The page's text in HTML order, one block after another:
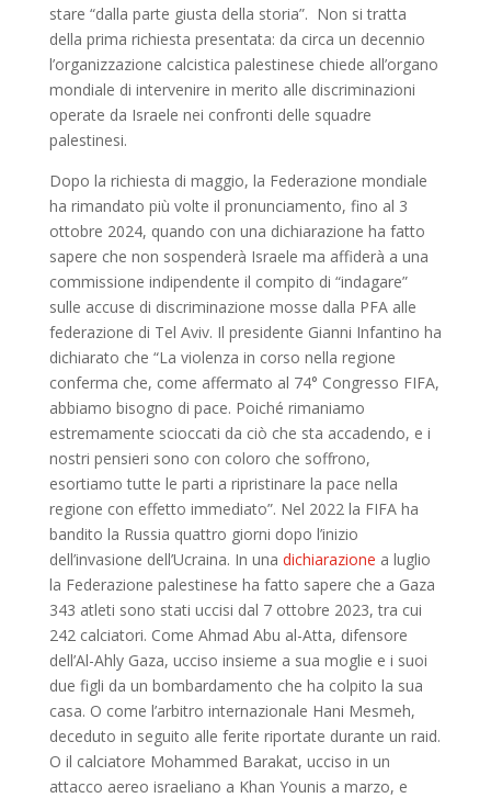
stare “dalla parte giusta della storia”. Non si tratta
della prima richiesta presentata: da circa un decennio
l’organizzazione calcistica palestinese chiede all’organo
mondiale di intervenire in merito alle discriminazioni
operate da Israele nei confronti delle squadre
palestinesi.
Dopo la richiesta di maggio, la Federazione mondiale
ha rimandato più volte il pronunciamento, fino al 3
ottobre 2024, quando con una dichiarazione ha fatto
sapere che non sospenderà Israele ma affiderà a una
commissione indipendente il compito di “indagare”
sulle accuse di discriminazione mosse dalla PFA alle
federazione di Tel Aviv. Il presidente Gianni Infantino ha
dichiarato che “La violenza in corso nella regione
conferma che, come affermato al 74° Congresso FIFA,
abbiamo bisogno di pace. Poiché rimaniamo
estremamente scioccati da ciò che sta accadendo, e i
nostri pensieri sono con coloro che soffrono,
esortiamo tutte le parti a ripristinare la pace nella
regione con effetto immediato”. Nel 2022 la FIFA ha
bandito la Russia quattro giorni dopo l’inizio
dell’invasione dell’Ucraina. In una dichiarazione a luglio
la Federazione palestinese ha fatto sapere che a Gaza
343 atleti sono stati uccisi dal 7 ottobre 2023, tra cui
242 calciatori. Come Ahmad Abu al-Atta, difensore
dell’Al-Ahly Gaza, ucciso insieme a sua moglie e i suoi
due figli da un bombardamento che ha colpito la sua
casa. O come l’arbitro internazionale Hani Mesmeh,
deceduto in seguito alle ferite riportate durante un raid.
O il calciatore Mohammed Barakat, ucciso in un
attacco aereo israeliano a Khan Younis a marzo, e